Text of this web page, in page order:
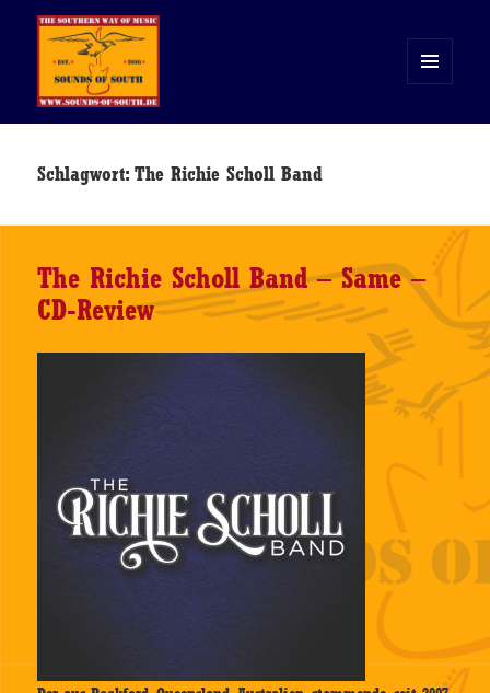
WIDGETS
Schlagwort:The Richie Scholl Band
The Richie Scholl Band – Same –
CD-Review